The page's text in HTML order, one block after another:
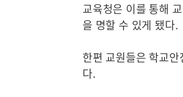
교육청은 이를 통해
을 명할 수 있게 됐다.
한편 교원들은 학교
다.